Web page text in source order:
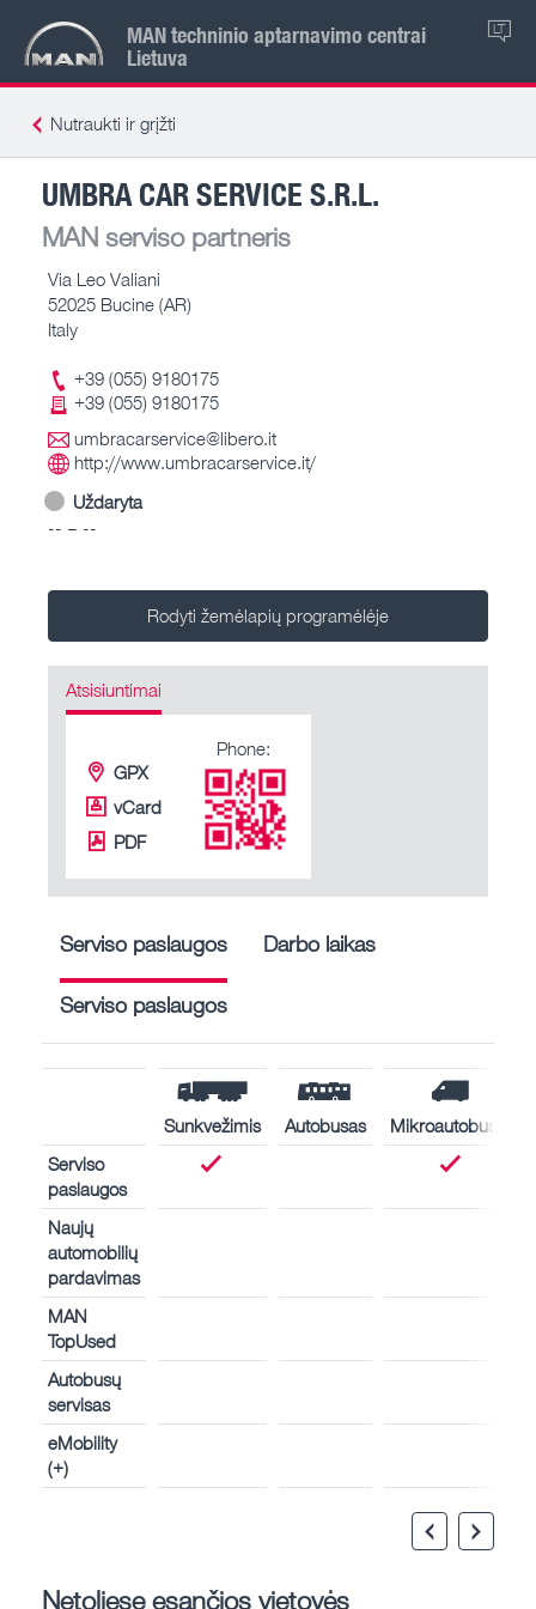
MAN techninio aptarnavimo centrai
Lietuva
LT
Nutraukti ir grįžti
UMBRA CAR SERVICE S.R.L.
MAN serviso partneris
Via Leo Valiani
52025 Bucine (AR)
Italy
+39 (055) 9180175
+39 (055) 9180175
umbracarservice@libero.it
http://www.umbracarservice.it/
Uždaryta
-- – --
Rodyti žemėlapių programėlėje
Atsisiuntimai
GPX
vCard
PDF
Phone:
Serviso paslaugos Darbo laikas
Serviso paslaugos
Sunkvežimis Autobusas
Mikroautobusas
Serviso
paslaugos
Naujų
automobilių
pardavimas
MAN
TopUsed
Autobusų
servisas
eMobility
(+)
Netoliese esančios vietovės